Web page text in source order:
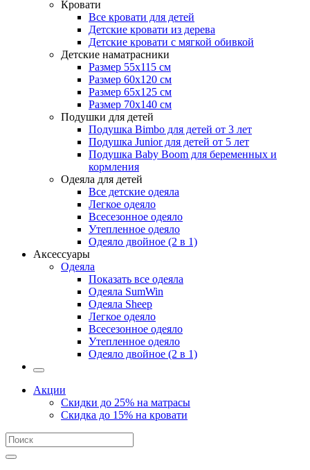
Кровати
Все кровати для детей
Детские кровати из дерева
Детские кровати с мягкой обивкой
Детские наматрасники
Размер 55x115 см
Размер 60x120 см
Размер 65x125 см
Размер 70x140 см
Подушки для детей
Подушка Bimbo для детей от 3 лет
Подушка Junior для детей от 5 лет
Подушка Baby Boom для беременных и
кормления
Одеяла для детей
Все детские одеяла
Легкое одеяло
Всесезонное одеяло
Утепленное одеяло
Одеяло двойное (2 в 1)
Аксессуары
Одеяла
Показать все одеяла
Одеяла SumWin
Одеяла Sheep
Легкое одеяло
Всесезонное одеяло
Утепленное одеяло
Одеяло двойное (2 в 1)
Акции
Скидки до 25% на матрасы
Скидка до 15% на кровати